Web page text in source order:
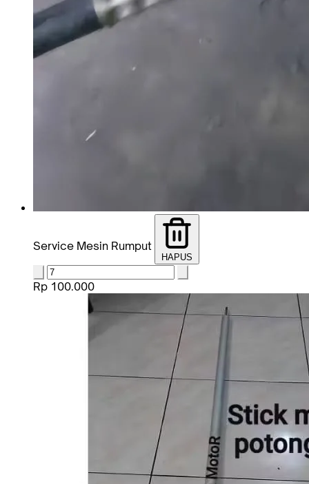
Service Mesin Rumput
HAPUS
Rp 100.000